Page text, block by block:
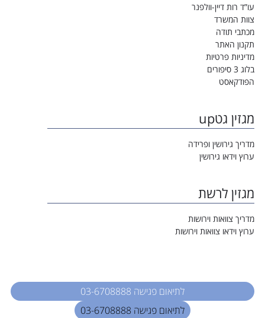
עו”ד רות דיין-וולפנר
צוות המשרד
מכתבי תודה
תקנון האתר
מדיניות פרטיות
בלוג 3 סיפורים
הפודקאסט
מגזין גטup
מדריך גירושין ופרידה
ערוץ וידאו גירושין
מגזין לרשת
מדריך צוואות וירושות
ערוץ וידאו צוואות וירושות
לתיאום פגישה 03-6708888
לתיאום פגישה 03-6708888